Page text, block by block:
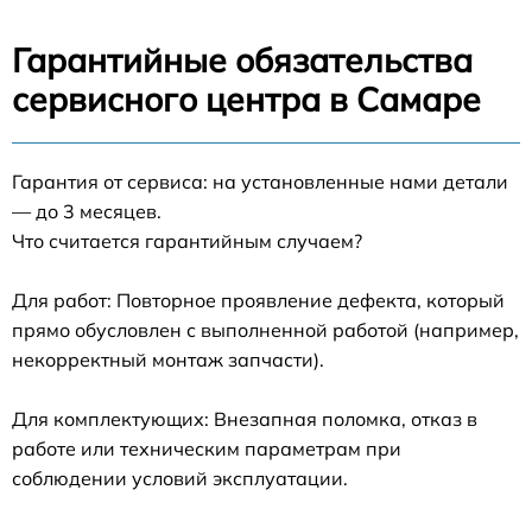
Гарантийные обязательства
сервисного центра в Самаре
Гарантия от сервиса: на установленные нами детали
— до 3 месяцев.
Что считается гарантийным случаем?
Для работ: Повторное проявление дефекта, который
прямо обусловлен с выполненной работой (например,
некорректный монтаж запчасти).
Для комплектующих: Внезапная поломка, отказ в
работе или техническим параметрам при
соблюдении условий эксплуатации.